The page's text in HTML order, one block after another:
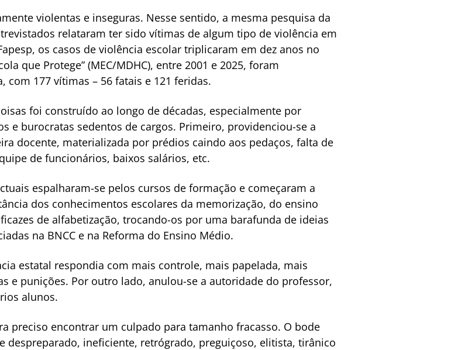
violentas e inseguras. Nesse sentido, a mesma pesquisa da
relataram ter sido vítimas de algum tipo de violência em
os casos de violência escolar triplicaram em dez anos no
que Protege” (MEC/MDHC), entre 2001 e 2025, foram
177 vítimas – 56 fatais e 121 feridas.
foi construído ao longo de décadas, especialmente por
e burocratas sedentos de cargos. Primeiro, providenciou-se a
docente, materializada por prédios caindo aos pedaços, falta de
de funcionários, baixos salários, etc.
espalharam-se pelos cursos de formação e começaram a
dos conhecimentos escolares da memorização, do ensino
de alfabetização, trocando-os por uma barafunda de ideias
na BNCC e na Reforma do Ensino Médio.
estatal respondia com mais controle, mais papelada, mais
e punições. Por outro lado, anulou-se a autoridade do professor,
alunos.
preciso encontrar um culpado para tamanho fracasso. O bode
despreparado, ineficiente, retrógrado, preguiçoso, elitista, tirânico